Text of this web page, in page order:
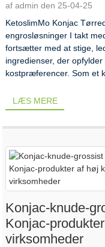
af admin den 25-04-25
KetoslimMo Konjac
engrosløsninger I takt
fortsætter med at stige,
ingredienser, der
kostpræferencer. Som et
LÆS MERE
Konjac-knude-
Konjac-
virksomheder